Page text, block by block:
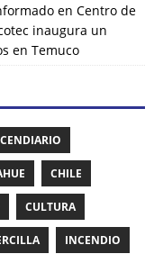
en Centro de
inaugura un
en Temuco
CHILE
CULTURA
INCENDIO